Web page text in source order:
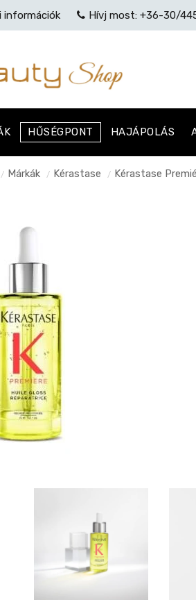
információk Hívj most: +36-30/
HŰSÉGPONT HAJÁPOLÁS
/ Márkák / Kérastase / Kérastase